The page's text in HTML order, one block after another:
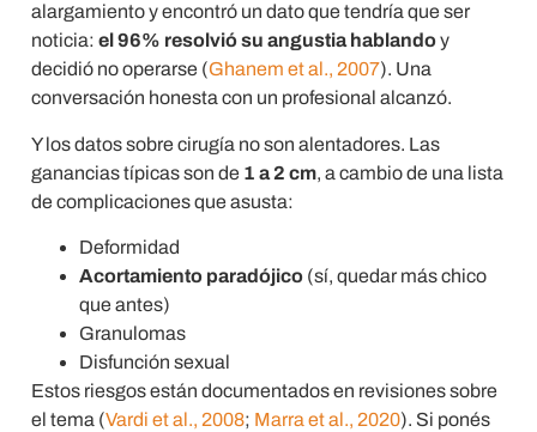
alargamiento y encontró un dato que tendría que ser
noticia: el 96% resolvió su angustia hablandoy
decidió no operarse (Ghanem et al., 2007). Una
conversación honesta con un profesional alcanzó.
Y los datos sobre cirugía no son alentadores. Las
ganancias típicas son de 1 a 2 cm, a cambio de una lista
de complicaciones que asusta:
Deformidad
Acortamiento paradójico (sí, quedar más chico
que antes)
Granulomas
Disfunción sexual
Estos riesgos están documentados en revisiones sobre
el tema (Vardi et al., 2008; Marra et al., 2020). Si ponés